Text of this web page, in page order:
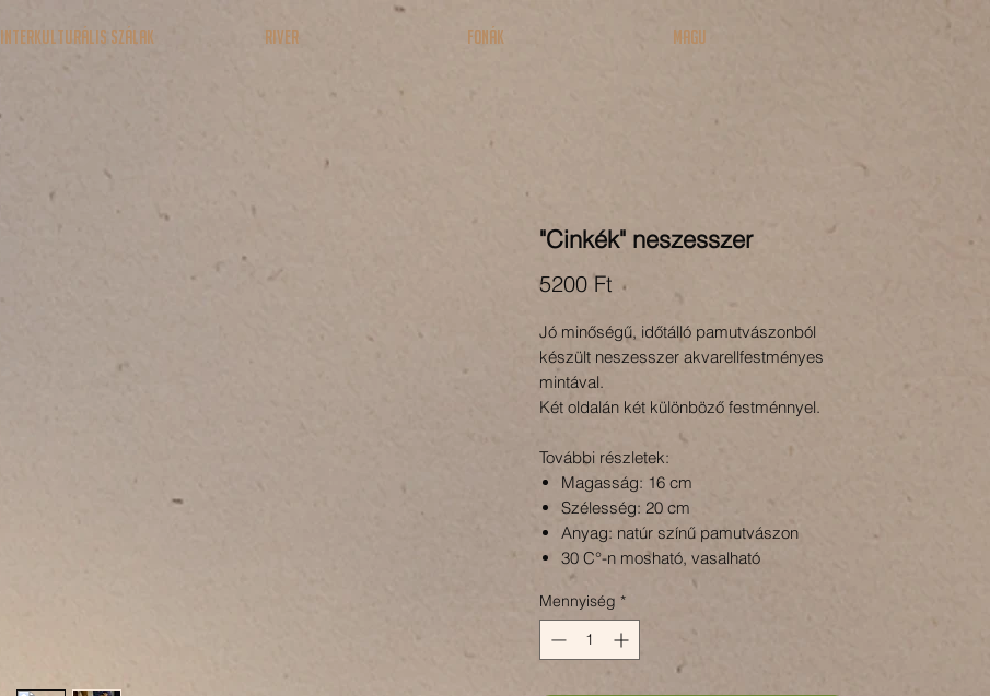
Interkulturális Szálak RIVER Fonák MAGU
"Cinkék" neszesszer
5200 Ft Ár
Jó minőségű, időtálló pamutvászonból
készült neszesszer akvarellfestményes
mintával.
Két oldalán két különböző festménnyel.
További részletek:
Magasság: 16 cm
Szélesség: 20 cm
Anyag: natúr színű pamutvászon
30 C°-n mosható, vasalható
Mennyiség *